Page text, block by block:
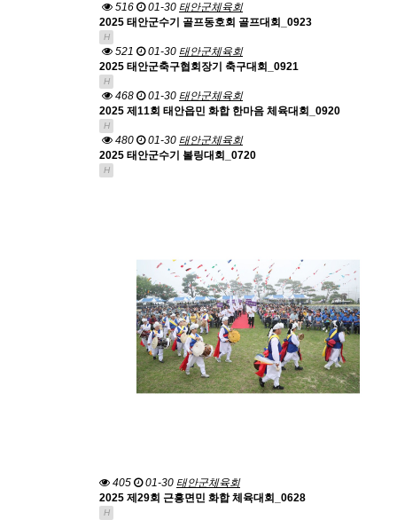
516 01-30 태안군체육회
2025 태안군수기 골프동호회 골프대회_0923
H
521 01-30 태안군체육회
2025 태안군축구협회장기 축구대회_0921
H
468 01-30 태안군체육회
2025 제11회 태안읍민 화합 한마음 체육대회_0920
H
480 01-30 태안군체육회
2025 태안군수기 볼링대회_0720
H
405 01-30 태안군체육회
2025 제29회 근흥면민 화합 체육대회_0628
H